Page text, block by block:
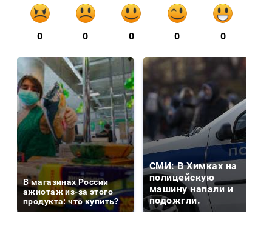
0 0 0 0 0
В магазинах России
ажиотаж из-за этого
продукта: что купить?
СМИ: В Химках на
полицейскую
машину напали и
подожгли.